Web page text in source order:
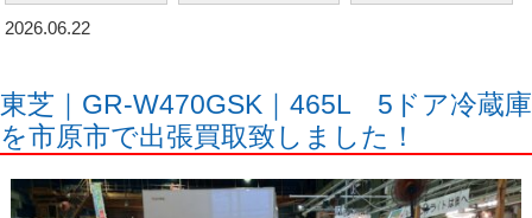
2026.06.22
東芝｜GR-W470GSK｜465L 5ドア冷蔵庫
を市原市で出張買取致しました！